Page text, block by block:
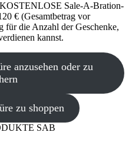
Sale-A-Bration-
€ (Gesamtbetrag vor
für die Anzahl der Geschenke,
kannst.
anzusehen oder zu
zu shoppen